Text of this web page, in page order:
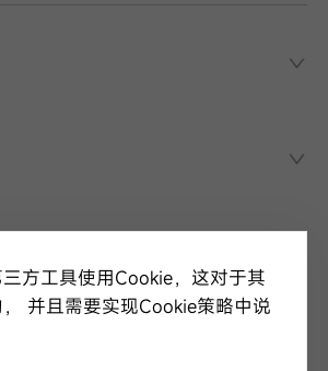
方工具使用Cookie，这对于其
并且需要实现Cookie策略中说